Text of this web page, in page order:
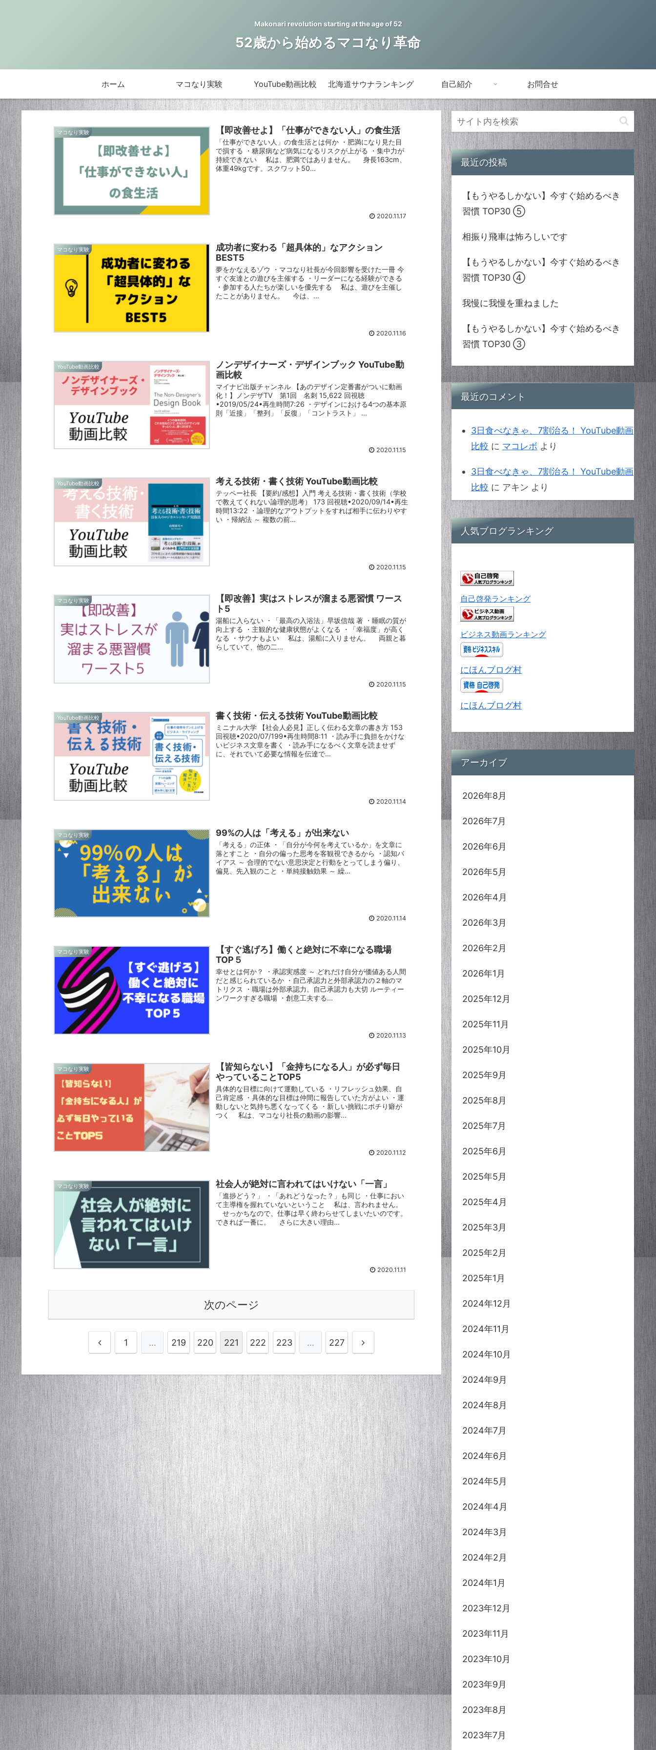
Makonari revolution starting at the age of 52
52歳から始めるマコなり革命
ホーム マコなり実験 YouTube動画比較 北海道サウナランキング 自己紹介 お問合せ
マコなり実験 【即改善せよ】「仕事ができない人」の食生活
「仕事ができない人」の食生活とは何か ・肥満になり見た目
で損する ・糖尿病など病気になるリスクが上がる ・集中力が
持続できない 私は、肥満ではありません。 身長163cm、
体重49kgです。スクワット50...
2020.11.17
マコなり実験
成功者に変わる「超具体的」なアクション
BEST5
夢をかなえるゾウ ・マコなり社長が今回影響を受けた一冊 今
すぐ友達との遊びを主催する ・リーダーになる経験ができる
・参加する人たちが楽しいを優先する 私は、遊びを主催し
たことがありません。 今は、...
2020.11.16
YouTube動画比較
ノンデザイナーズ・デザインブック YouTube動
画比較
マイナビ出版チャンネル 【あのデザイン定番書がついに動画
化！】ノンデザTV 第1回 名刺 15,622 回視聴
•2019/05/24•再生時間7:26 ・デザインにおける4つの基本原
則「近接」「整列」「反復」「コントラスト」 ...
2020.11.15
YouTube動画比較 考える技術・書く技術 YouTube動画比較
テッペー社長 【要約/感想】入門 考える技術・書く技術（学校
で教えてくれない論理的思考） 173 回視聴•2020/09/14•再生
時間13:22 ・論理的なアウトプットをすれば相手に伝わりやす
い ・帰納法 ～ 複数の前...
2020.11.15
マコなり実験
【即改善】実はストレスが溜まる悪習慣 ワース
ト5
湯船に入らない ・「最高の入浴法」早坂信哉 著 ・睡眠の質が
向上する ・主観的な健康状態がよくなる ・「幸福度」が高く
なる ・サウナもよい 私は、湯船に入りません。 両親と暮
らしていて、他の二...
2020.11.15
YouTube動画比較 書く技術・伝える技術 YouTube動画比較
ミニナル大学 【社会人必見】正しく伝わる文章の書き方 153
回視聴•2020/07/199•再生時間8:11 ・読み手に負担をかけな
いビジネス文章を書く ・読み手になるべく文章を読ませず
に、それでいて必要な情報を伝達で...
2020.11.14
マコなり実験 99%の人は「考える」が出来ない
「考える」の正体 ・「自分が今何を考えているか」を文章に
落とすこと ・自分の偏った思考を客観視できるから ・認知バ
イアス ～ 合理的でない意思決定と行動をとってしまう偏り、
偏見、先入観のこと ・単純接触効果 ～ 繰...
2020.11.14
マコなり実験
【すぐ逃げろ】働くと絶対に不幸になる職場
TOP５
幸せとは何か？ ・承認実感度 ～ どれだけ自分が価値ある人間
だと感じられているか ・自己承認力と外部承認力の２軸のマ
トリクス ・職場は外部承認力。自己承認力も大切 ルーティー
ンワークすぎる職場 ・創意工夫する...
2020.11.13
マコなり実験
【皆知らない】「金持ちになる人」が必ず毎日
やっていることTOP5
具体的な目標に向けて運動している ・リフレッシュ効果、自
己肯定感 ・具体的な目標は仲間に報告していた方がよい ・運
動しないと気持ち悪くなってくる ・新しい挑戦にポチり癖が
つく 私は、マコなり社長の動画の影響...
2020.11.12
マコなり実験 社会人が絶対に言われてはいけない「一言」
「進捗どう？」 ・「あれどうなった？」も同じ ・仕事におい
て主導権を握れていないということ 私は、言われません。
せっかちなので、仕事は早く終わらせてしまいたいのです。
できれば一番に。 さらに大きい理由...
2020.11.11
次のページ
1 … 219 220 221 222 223 … 227
最近の投稿
【もうやるしかない】今すぐ始めるべき
習慣 TOP30 ⑤
相振り飛車は怖ろしいです
【もうやるしかない】今すぐ始めるべき
習慣 TOP30 ④
我慢に我慢を重ねました
【もうやるしかない】今すぐ始めるべき
習慣 TOP30 ③
最近のコメント
3日食べなきゃ、7割治る！ YouTube動画
比較 に マコレボ より
3日食べなきゃ、7割治る！ YouTube動画
比較 に アキン より
人気ブログランキング
自己啓発ランキング
ビジネス動画ランキング
にほんブログ村
にほんブログ村
アーカイブ
2026年8月
2026年7月
2026年6月
2026年5月
2026年4月
2026年3月
2026年2月
2026年1月
2025年12月
2025年11月
2025年10月
2025年9月
2025年8月
2025年7月
2025年6月
2025年5月
2025年4月
2025年3月
2025年2月
2025年1月
2024年12月
2024年11月
2024年10月
2024年9月
2024年8月
2024年7月
2024年6月
2024年5月
2024年4月
2024年3月
2024年2月
2024年1月
2023年12月
2023年11月
2023年10月
2023年9月
2023年8月
2023年7月